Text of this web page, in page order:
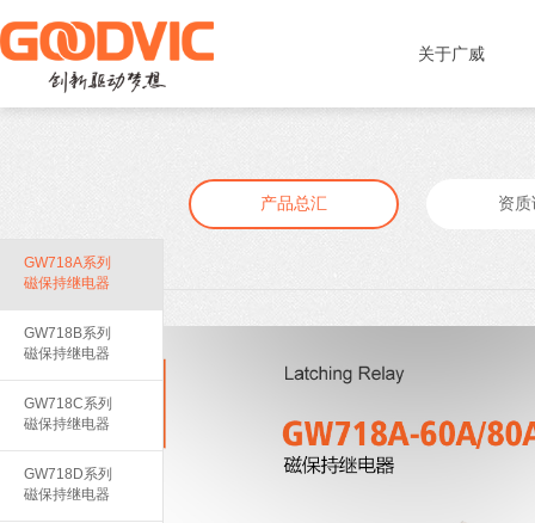
关于广威
产品总汇 资
GW718A系列
磁保持继电器
GW718B系列
磁保持继电器
GW718C系列
磁保持继电器
GW718D系列
磁保持继电器